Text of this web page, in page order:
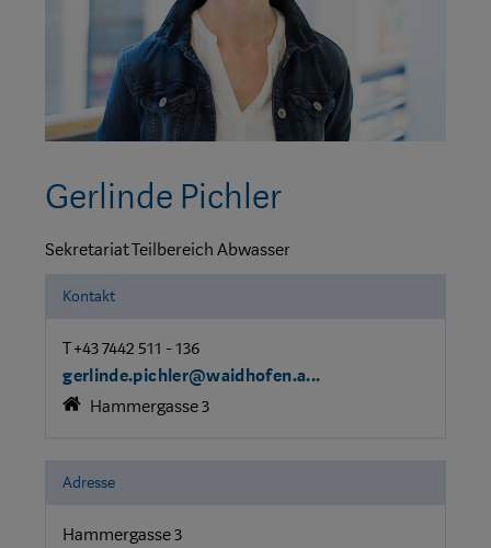
Gerlinde Pichler
Sekretariat Teilbereich Abwasser
Kontakt
T +43 7442 511 - 136
gerlinde.pichler@waidhofen.a...
Hammergasse 3
Adresse
Hammergasse 3